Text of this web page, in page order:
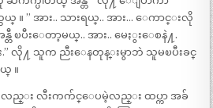
” အား.. သားရယ္.. အား… ေကာင္းလို
န္တီ ၿပီးေတာ့မယ္.. အား.. မေႏွးေစနဲ႔.
း.” လို႔ သူက ညီးေနတုန္းမွာဘဲ သူမၿပီးခင္
။
မဲ့လည္း လီးကက်င္ေပမဲ့လည္း ထပ္ကာ အခ်